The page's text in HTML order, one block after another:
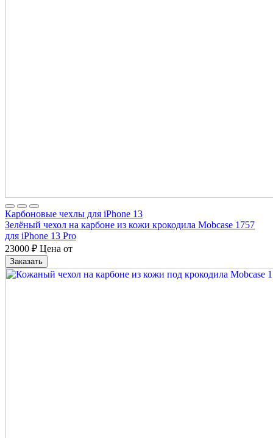
Карбоновые чехлы для iPhone 13
Зелёный чехол на карбоне из кожи крокодила Mobcase 1757
для iPhone 13 Pro
23000 ₽ Цена от
Заказать